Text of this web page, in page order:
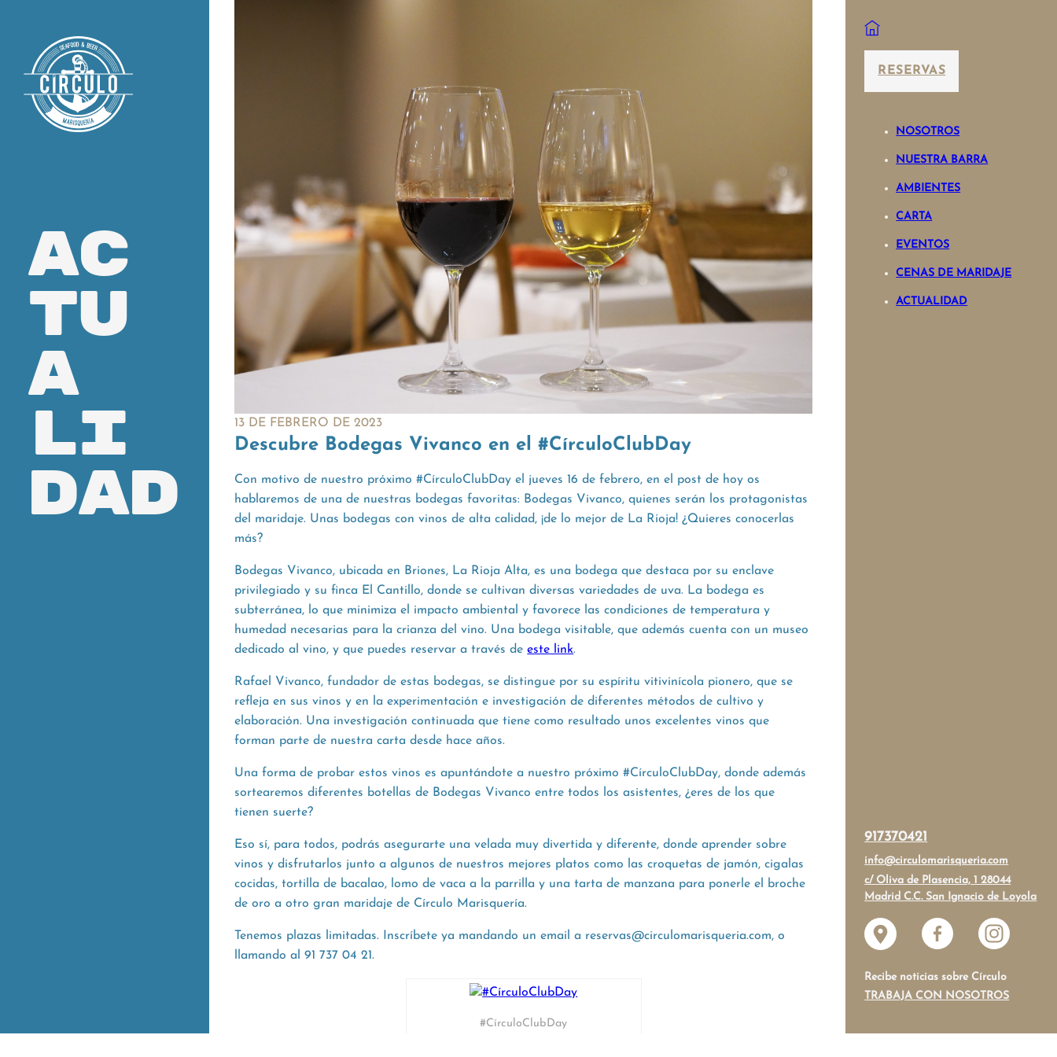
RESERVAS
NOSOTROS
NUESTRA BARRA
AMBIENTES
CARTA
EVENTOS
CENAS DE MARIDAJE
ACTUALIDAD
917370421
info@circulomarisqueria.com
c/ Oliva de Plasencia, 1 28044
Madrid C.C. San Ignacio de Loyola
Recibe noticias sobre Círculo
TRABAJA CON NOSOTROS
ac
tu
a
li
dad
13 DE FEBRERO DE 2023
Descubre Bodegas Vivanco en el #CírculoClubDay
Con motivo de nuestro próximo #CírculoClubDay el jueves 16 de febrero, en el post de hoy os
hablaremos de una de nuestras bodegas favoritas: Bodegas Vivanco, quienes serán los protagonistas
del maridaje. Unas bodegas con vinos de alta calidad, ¡de lo mejor de La Rioja! ¿Quieres conocerlas
más?
Bodegas Vivanco, ubicada en Briones, La Rioja Alta, es una bodega que destaca por su enclave
privilegiado y su finca El Cantillo, donde se cultivan diversas variedades de uva. La bodega es
subterránea, lo que minimiza el impacto ambiental y favorece las condiciones de temperatura y
humedad necesarias para la crianza del vino. Una bodega visitable, que además cuenta con un museo
dedicado al vino, y que puedes reservar a través deeste link.
Rafael Vivanco, fundador de estas bodegas, se distingue por su espíritu vitivinícola pionero, que se
refleja en sus vinos y en la experimentación e investigación de diferentes métodos de cultivo y
elaboración. Una investigación continuada que tiene como resultado unos excelentes vinos que
forman parte de nuestra carta desde hace años.
Una forma de probar estos vinos es apuntándote a nuestro próximo #CírculoClubDay, donde además
sortearemos diferentes botellas de Bodegas Vivanco entre todos los asistentes, ¿eres de los que
tienen suerte?
Eso sí, para todos, podrás asegurarte una velada muy divertida y diferente, donde aprender sobre
vinos y disfrutarlos junto a algunos de nuestros mejores platos como las croquetas de jamón, cigalas
cocidas, tortilla de bacalao, lomo de vaca a la parrilla y una tarta de manzana para ponerle el broche
de oro a otro gran maridaje de Círculo Marisquería.
Tenemos plazas limitadas. Inscríbete ya mandando un email a reservas@circulomarisqueria.com, o
llamando al 91 737 04 21.
#CírculoClubDay